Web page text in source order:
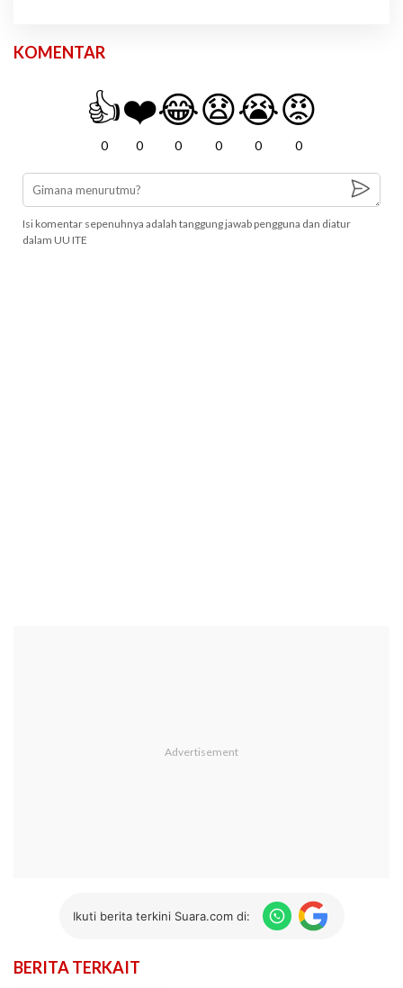
KOMENTAR
👍
0
❤️
0
😂
0
😧
0
😭
0
😡
0
Isi komentar sepenuhnya adalah tanggung jawab pengguna dan diatur
dalam UU ITE
Ikuti berita terkini Suara.com di:
BERITA TERKAIT